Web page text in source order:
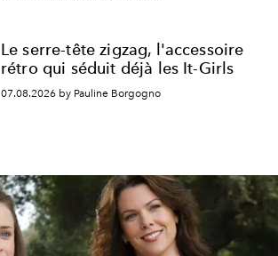
Le serre-tête zigzag, l'accessoire
rétro qui séduit déjà les It-Girls
07.08.2026 by Pauline Borgogno